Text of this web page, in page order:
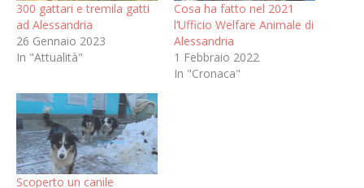
300 gattari e tremila gatti
ad Alessandria
26 Gennaio 2023
In "Attualità"
Cosa ha fatto nel 2021
l’Ufficio Welfare Animale di
Alessandria
1 Febbraio 2022
In "Cronaca"
Scoperto un canile